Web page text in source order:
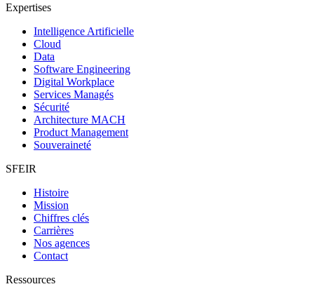
Expertises
Intelligence Artificielle
Cloud
Data
Software Engineering
Digital Workplace
Services Managés
Sécurité
Architecture MACH
Product Management
Souveraineté
SFEIR
Histoire
Mission
Chiffres clés
Carrières
Nos agences
Contact
Ressources